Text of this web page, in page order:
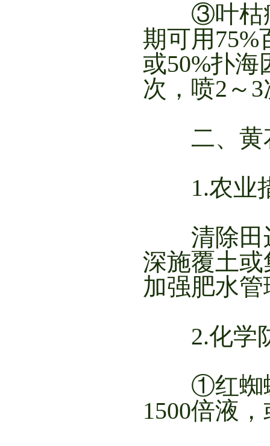
③叶枯病
期可用75%
或50%扑海
次，喷2～
二、黄
1.农业
清除田边
深施覆土
加强肥水管
2.化学
①红蜘蛛
1500倍液